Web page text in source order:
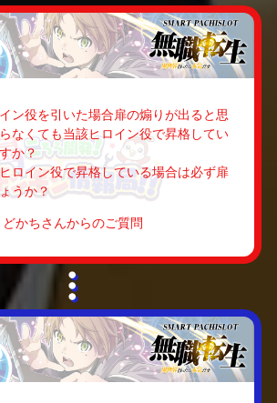
ン役を引いた場合扉の煽りが出ると思
なくても当該ヒロイン役で昇格してい
か？
ロイン役で昇格している場合は必ず扉
うか？
どかちさんからのご質問